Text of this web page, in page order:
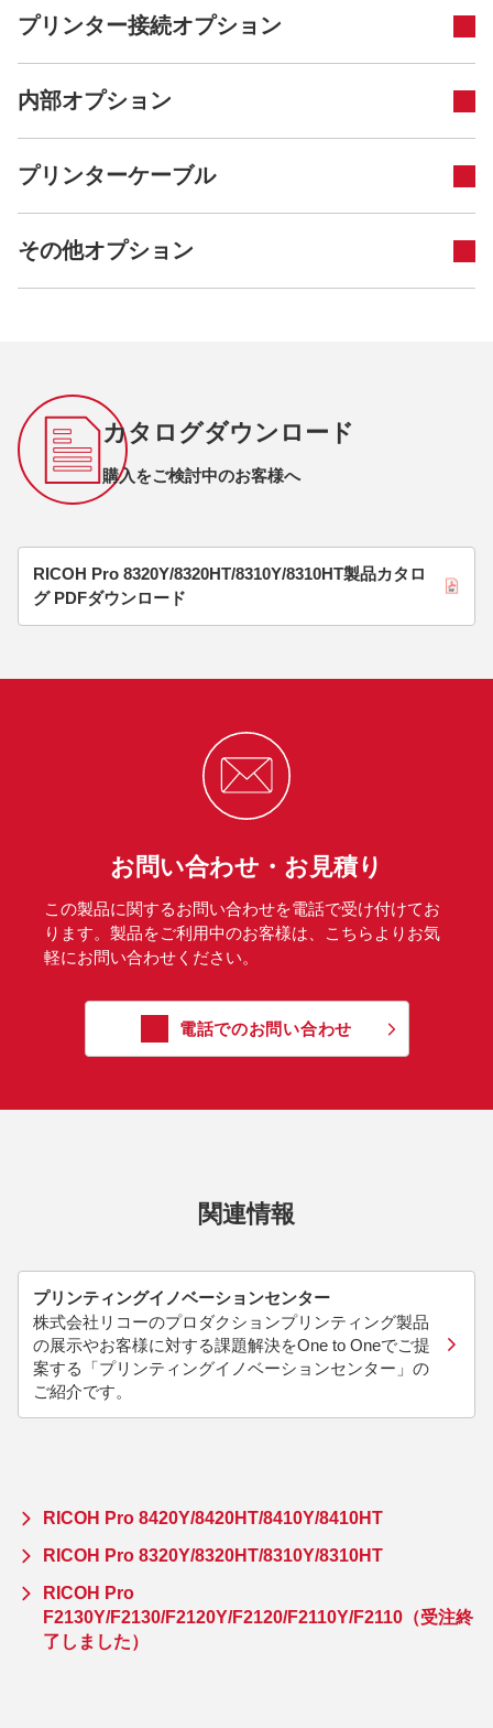
プリンター接続オプション
内部オプション
プリンターケーブル
その他オプション
カタログダウンロード
購入をご検討中のお客様へ
RICOH Pro 8320Y/8320HT/8310Y/8310HT製品カタロ
グ PDFダウンロード
お問い合わせ・お見積り
この製品に関するお問い合わせを電話で受け付けてお
ります。製品をご利用中のお客様は、こちらよりお気
軽にお問い合わせください。
電話でのお問い合わせ
関連情報
プリンティングイノベーションセンター
株式会社リコーのプロダクションプリンティング製品
の展示やお客様に対する課題解決をOne to Oneでご提
案する「プリンティングイノベーションセンター」の
ご紹介です。
RICOH Pro 8420Y/8420HT/8410Y/8410HT
RICOH Pro 8320Y/8320HT/8310Y/8310HT
RICOH Pro
F2130Y/F2130/F2120Y/F2120/F2110Y/F2110（受注終
了しました）